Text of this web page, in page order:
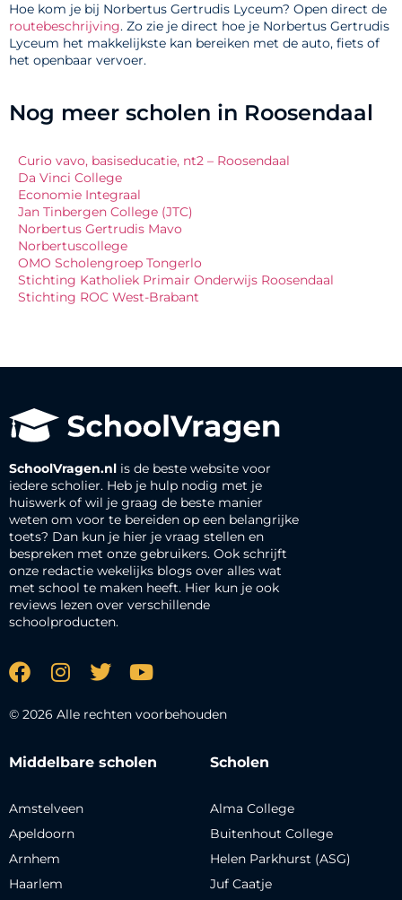
Hoe kom je bij Norbertus Gertrudis Lyceum? Open direct de
routebeschrijving. Zo zie je direct hoe je Norbertus Gertrudis
Lyceum het makkelijkste kan bereiken met de auto, fiets of
het openbaar vervoer.
Nog meer scholen in Roosendaal
Curio vavo, basiseducatie, nt2 – Roosendaal
Da Vinci College
Economie Integraal
Jan Tinbergen College (JTC)
Norbertus Gertrudis Mavo
Norbertuscollege
OMO Scholengroep Tongerlo
Stichting Katholiek Primair Onderwijs Roosendaal
Stichting ROC West-Brabant
SchoolVragen.nl is de beste website voor
iedere scholier. Heb je hulp nodig met je
huiswerk of wil je graag de beste manier
weten om voor te bereiden op een belangrijke
toets? Dan kun je hier je vraag stellen en
bespreken met onze gebruikers. Ook schrijft
onze redactie wekelijks blogs over alles wat
met school te maken heeft. Hier kun je ook
reviews lezen over verschillende
schoolproducten.
© 2026 Alle rechten voorbehouden
Middelbare scholen
Amstelveen
Apeldoorn
Arnhem
Haarlem
Scholen
Alma College
Buitenhout College
Helen Parkhurst (ASG)
Juf Caatje